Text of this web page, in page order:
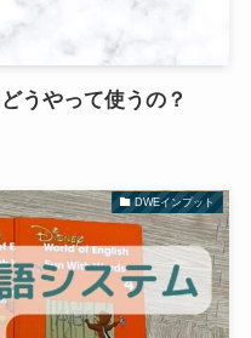
うやって使うの？
DWEインプット